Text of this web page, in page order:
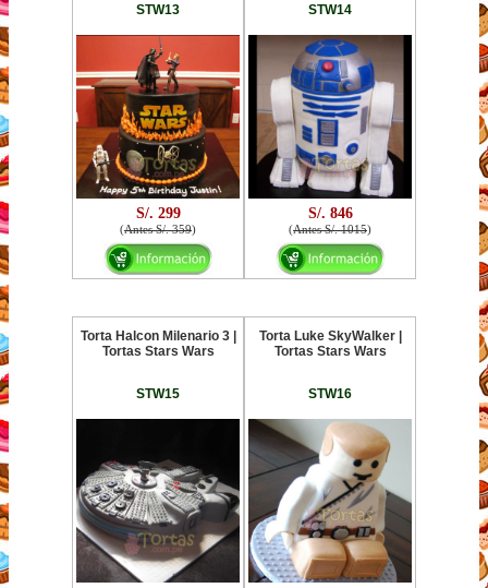
STW13
S/. 299
(Antes S/. 359)
STW14
S/. 846
(Antes S/. 1015)
Torta Halcon Milenario 3 |
Tortas Stars Wars
STW15
Torta Luke SkyWalker |
Tortas Stars Wars
STW16